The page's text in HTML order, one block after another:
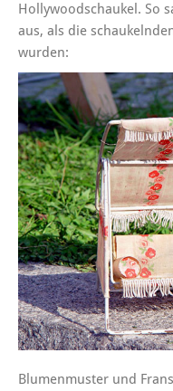
Hollywoodschaukel. So
aus, als die
wurden:
Blumenmuster und